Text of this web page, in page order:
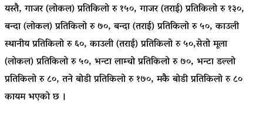
यस्तै, गाजर (लोकल) प्रतिकिलो रु १५०, गाजर (तराई) प्रतिकिलो रु १३०,
बन्दा (लोकल) प्रतिकिलो रु ७०, बन्दा (तराई) प्रतिकिलो रु ५०, काउली
स्थानीय प्रतिकिलो रु ६०, काउली (तराई) प्रतिकिलो रु ५०,सेतो मूला
(लोकल) प्रतिकिलो रु ५०, भन्टा लाम्चो प्रतिकिलो रु ७०, भन्टा डल्लो
प्रतिकिलो रु ८०, तने बोडी प्रतिकिलो रु १७०, मकै बोडी प्रतिकिलो रु ८०
कायम भएको छ ।